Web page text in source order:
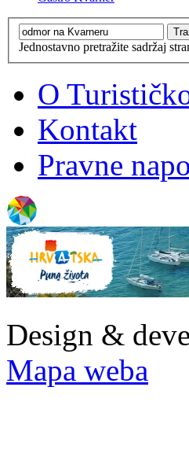
Jednostavno pretražite sadržaj
O
Kontakt
Pravne
Design &
Mapa weba